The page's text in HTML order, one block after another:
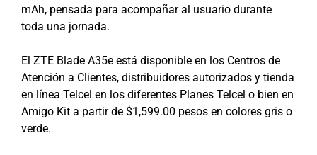
mAh, pensada para acompañar al usuario durante
toda una jornada.
El ZTE Blade A35e está disponible en los Centros de
Atención a Clientes, distribuidores autorizados y tienda
en línea Telcel en los diferentes Planes Telcel o bien en
Amigo Kit a partir de $1,599.00 pesos en colores gris o
verde.